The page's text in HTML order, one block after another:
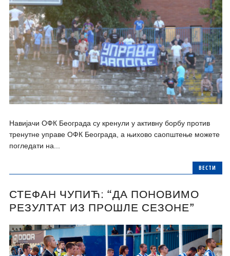
Навијачи ОФК Београда су кренули у активну борбу против
тренутне управе ОФК Београда, а њихово саопштење можете
погледати на...
ВЕСТИ
СТЕФАН ЧУПИЋ: “ДА ПОНОВИМО
РЕЗУЛТАТ ИЗ ПРОШЛЕ СЕЗОНЕ”